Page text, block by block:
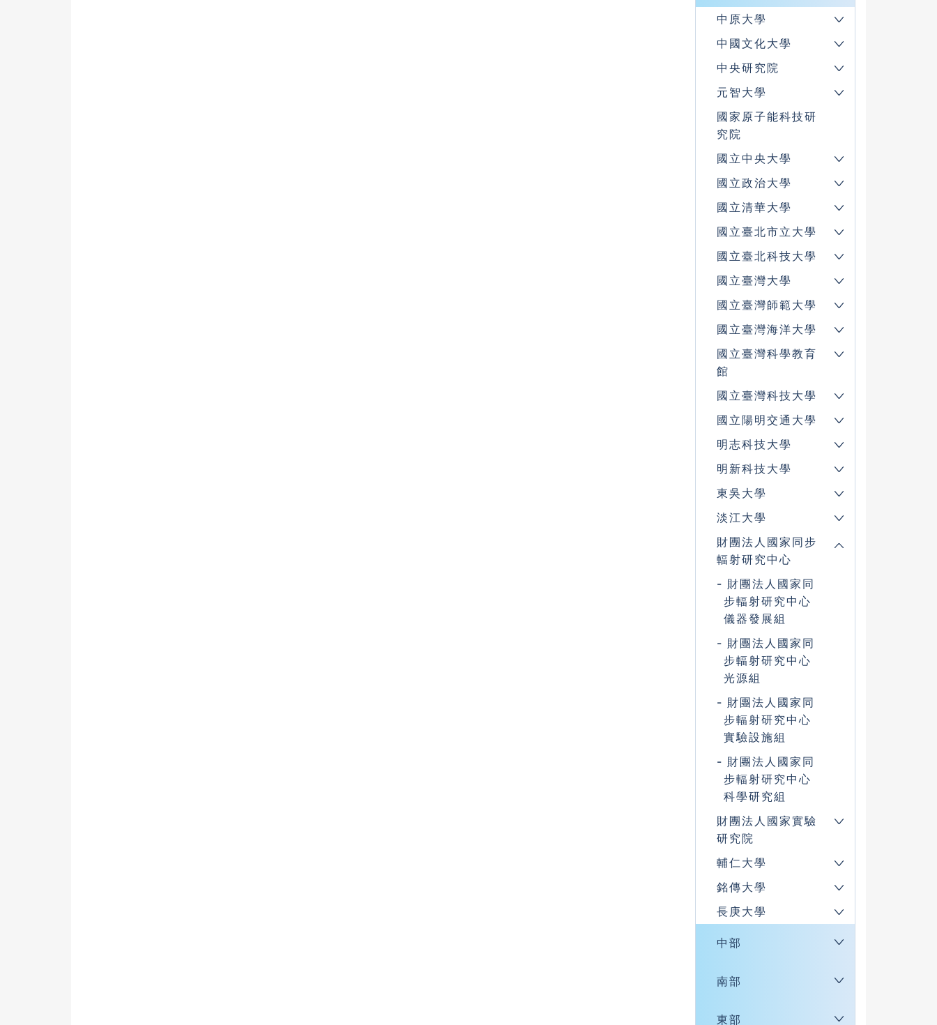
中原大學
中國文化大學
中央研究院
元智大學
國家原子能科技研
究院
國立中央大學
國立政治大學
國立清華大學
國立臺北市立大學
國立臺北科技大學
國立臺灣大學
國立臺灣師範大學
國立臺灣海洋大學
國立臺灣科學教育
館
國立臺灣科技大學
國立陽明交通大學
明志科技大學
明新科技大學
東吳大學
淡江大學
財團法人國家同步
輻射研究中心
財團法人國家同
步輻射研究中心
儀器發展組
財團法人國家同
步輻射研究中心
光源組
財團法人國家同
步輻射研究中心
實驗設施組
財團法人國家同
步輻射研究中心
科學研究組
財團法人國家實驗
研究院
輔仁大學
銘傳大學
長庚大學
中部
南部
東部